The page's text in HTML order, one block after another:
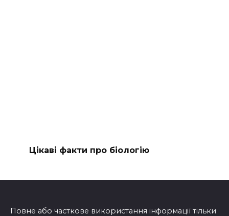
Цікаві факти про біологію
Повне або часткове використання інформації тільки